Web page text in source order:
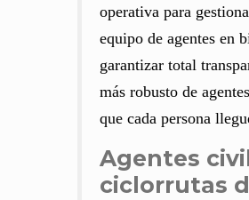
operativa para
equipo de agentes en
garantizar total
más robusto de
que cada persona
Agentes
ciclorrutas